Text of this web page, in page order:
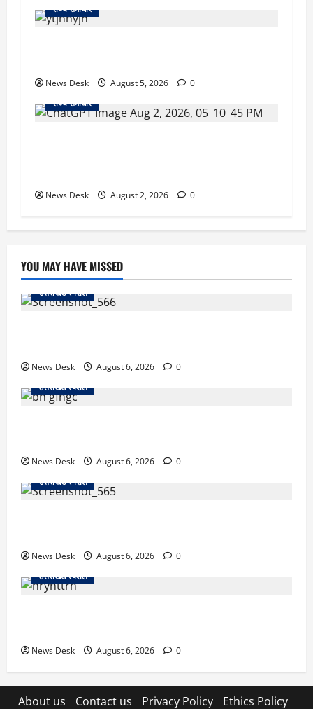
राज्य समाचार
News Desk August 5, 2026
0
राज्य समाचार
News Desk August 2, 2026 0
YOU MAY HAVE MISSED
उत्तराखंड स्पेशल
News Desk August 6, 2026
0
उत्तराखंड स्पेशल
News Desk August 6, 2026
0
उत्तराखंड स्पेशल
News Desk August 6, 2026
0
उत्तराखंड स्पेशल
News Desk August 6, 2026 0
About us Contact us Privacy Policy Ethics Policy